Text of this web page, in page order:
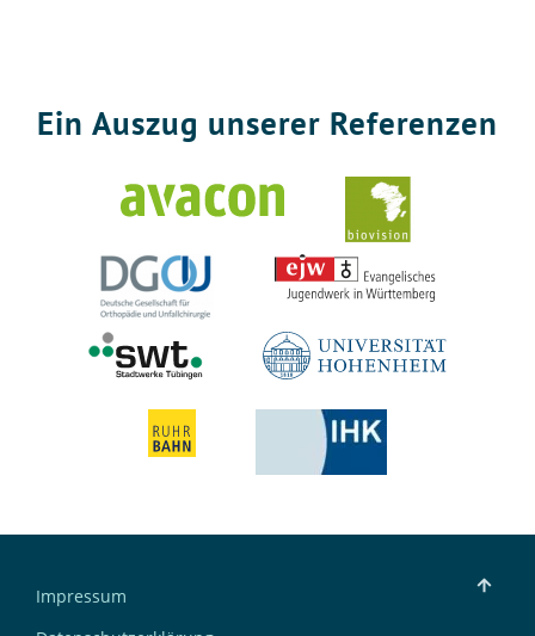
Ein Auszug unserer Referenzen
Impressum